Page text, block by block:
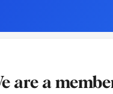
are a